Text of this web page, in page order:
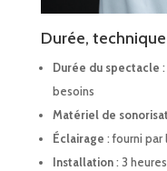
Durée,
Durée du spectacle
besoins
Matériel de
Éclairage : fourni par
Installation: 3